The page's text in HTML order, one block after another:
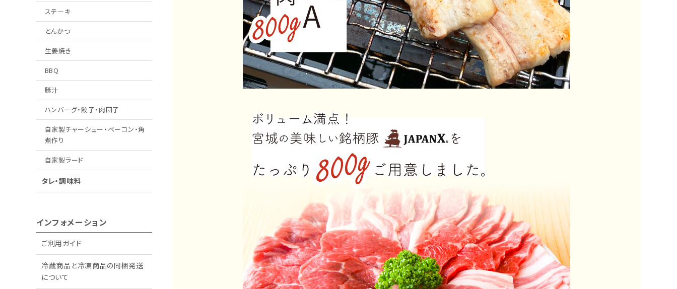
ステーキ
とんかつ
生姜焼き
BBQ
豚汁
ハンバーグ・餃子・肉団子
自家製チャーシュー・ベーコン・角
煮作り
自家製ラード
タレ・調味料
インフォメーション
ご利用ガイド
冷蔵商品と冷凍商品の同梱発送
について